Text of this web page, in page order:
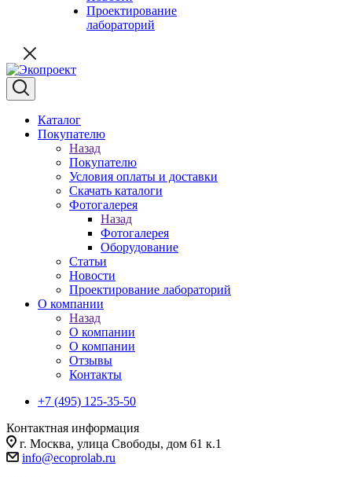
Проектирование
лабораторий
Каталог
Покупателю
Назад
Покупателю
Условия оплаты и доставки
Скачать каталоги
Фотогалерея
Назад
Фотогалерея
Оборудование
Статьи
Новости
Проектирование лабораторий
О компании
Назад
О компании
О компании
Отзывы
Контакты
+7 (495) 125-35-50
Контактная информация
г. Москва, улица Свободы, дом 61 к.1
info@ecoprolab.ru